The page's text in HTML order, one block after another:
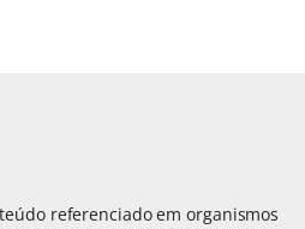
referenciado em organismos